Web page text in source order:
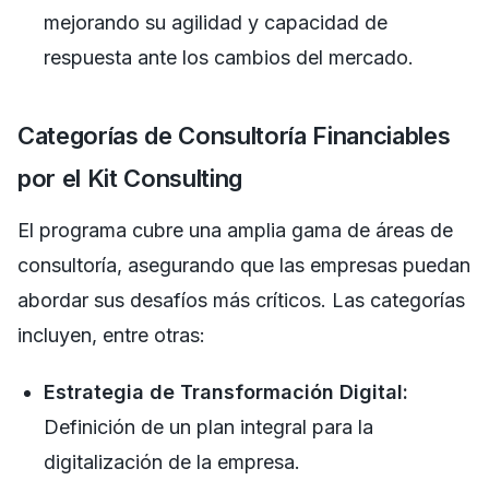
mejorando su agilidad y capacidad de
respuesta ante los cambios del mercado.
Categorías de Consultoría Financiables
por el Kit Consulting
El programa cubre una amplia gama de áreas de
consultoría, asegurando que las empresas puedan
abordar sus desafíos más críticos. Las categorías
incluyen, entre otras:
Estrategia de Transformación Digital:
Definición de un plan integral para la
digitalización de la empresa.